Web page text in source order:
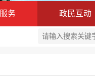
务 政民互动